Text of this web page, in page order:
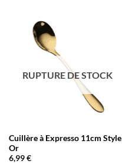
RUPTURE DE STOCK
Cuillère à Expresso 11cm Style
Or
6,99€